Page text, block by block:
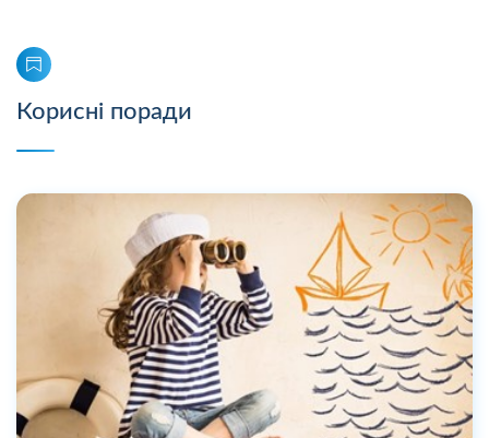
Корисні поради